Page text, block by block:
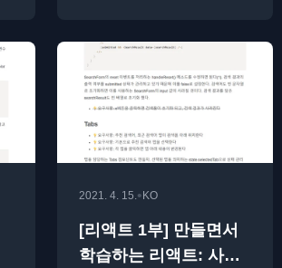
2021. 4. 15.• KO
[리액트 1부] 만들면서
학습하는 리액트: 사용